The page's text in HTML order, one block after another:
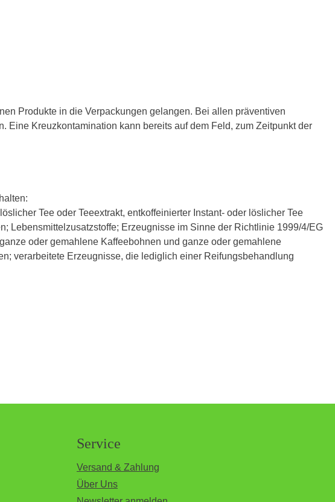
Produkte in die Verpackungen gelangen. Bei allen präventiven
Eine Kreuzkontamination kann bereits auf dem Feld, zum Zeitpunkt der
Tee oder Teeextrakt, entkoffeinierter Instant- oder löslicher Tee
Lebensmittelzusatzstoffe; Erzeugnisse im Sinne der Richtlinie 1999/4/EG
oder gemahlene Kaffeebohnen und ganze oder gemahlene
verarbeitete Erzeugnisse, die lediglich einer Reifungsbehandlung
Service
Versand & Zahlung
Über Uns